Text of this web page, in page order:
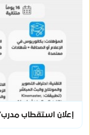
إعلان استقطاب